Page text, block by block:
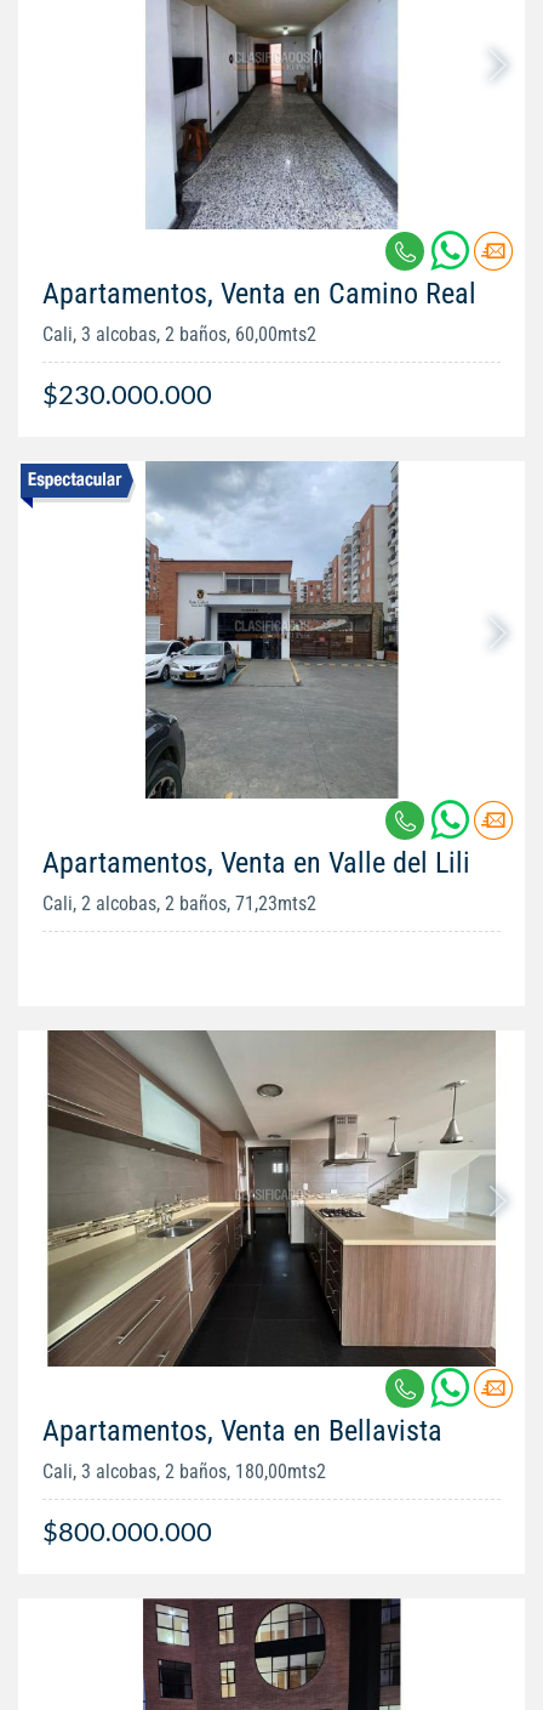
Apartamentos, Venta en Camino Real
Cali, 3 alcobas, 2 baños, 60,00mts2
$230.000.000
Apartamentos, Venta en Valle del Lili
Cali, 2 alcobas, 2 baños, 71,23mts2
Apartamentos, Venta en Bellavista
Cali, 3 alcobas, 2 baños, 180,00mts2
$800.000.000